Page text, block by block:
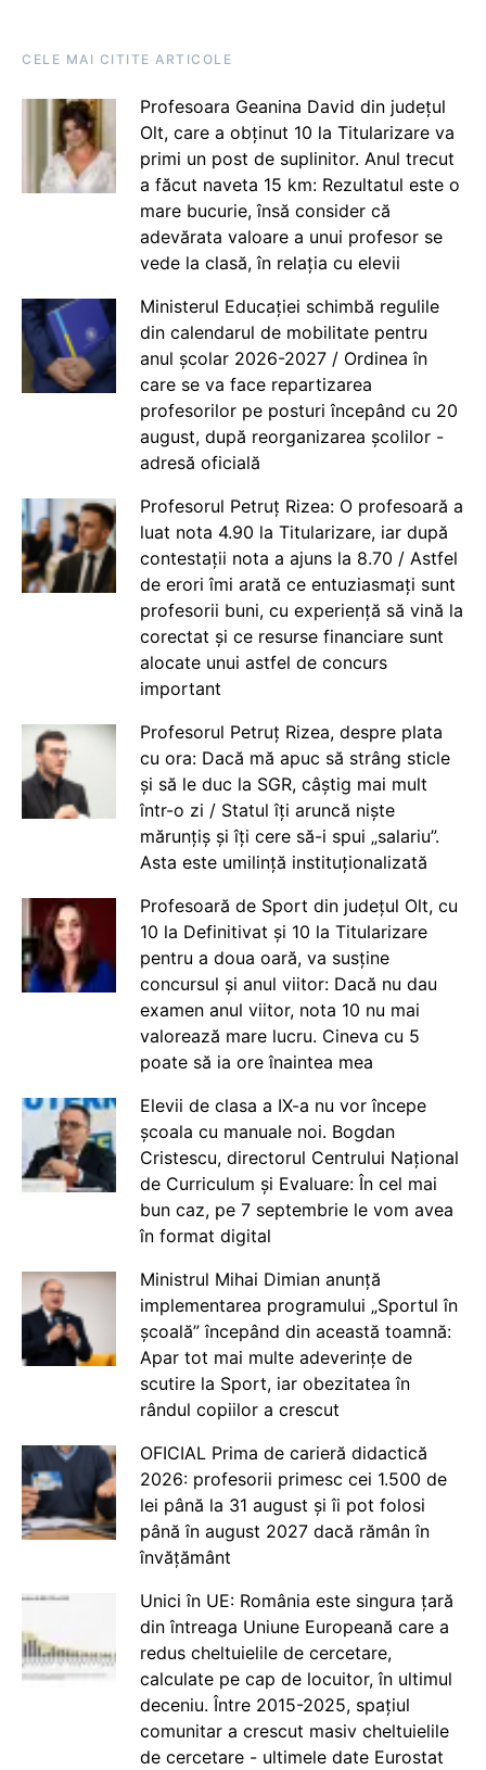
CELE MAI CITITE ARTICOLE
Profesoara Geanina David din județul
Olt, care a obținut 10 la Titularizare va
primi un post de suplinitor. Anul trecut
a făcut naveta 15 km: Rezultatul este o
mare bucurie, însă consider că
adevărata valoare a unui profesor se
vede la clasă, în relația cu elevii
Ministerul Educației schimbă regulile
din calendarul de mobilitate pentru
anul școlar 2026-2027 / Ordinea în
care se va face repartizarea
profesorilor pe posturi începând cu 20
august, după reorganizarea școlilor -
adresă oficială
Profesorul Petruț Rizea: O profesoară a
luat nota 4.90 la Titularizare, iar după
contestații nota a ajuns la 8.70 / Astfel
de erori îmi arată ce entuziasmați sunt
profesorii buni, cu experiență să vină la
corectat și ce resurse financiare sunt
alocate unui astfel de concurs
important
Profesorul Petruț Rizea, despre plata
cu ora: Dacă mă apuc să strâng sticle
și să le duc la SGR, câștig mai mult
într-o zi / Statul îți aruncă niște
mărunțiș și îți cere să-i spui „salariu”.
Asta este umilință instituționalizată
Profesoară de Sport din județul Olt, cu
10 la Definitivat și 10 la Titularizare
pentru a doua oară, va susține
concursul și anul viitor: Dacă nu dau
examen anul viitor, nota 10 nu mai
valorează mare lucru. Cineva cu 5
poate să ia ore înaintea mea
Elevii de clasa a IX-a nu vor începe
școala cu manuale noi. Bogdan
Cristescu, directorul Centrului Național
de Curriculum și Evaluare: În cel mai
bun caz, pe 7 septembrie le vom avea
în format digital
Ministrul Mihai Dimian anunță
implementarea programului „Sportul în
școală” începând din această toamnă:
Apar tot mai multe adeverințe de
scutire la Sport, iar obezitatea în
rândul copiilor a crescut
OFICIAL Prima de carieră didactică
2026: profesorii primesc cei 1.500 de
lei până la 31 august și îi pot folosi
până în august 2027 dacă rămân în
învățământ
Unici în UE: România este singura țară
din întreaga Uniune Europeană care a
redus cheltuielile de cercetare,
calculate pe cap de locuitor, în ultimul
deceniu. Între 2015-2025, spațiul
comunitar a crescut masiv cheltuielile
de cercetare - ultimele date Eurostat